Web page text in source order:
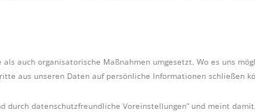
auch organisatorische Maßnahmen umgesetzt. Wo es uns
aus unseren Daten auf persönliche Informationen schließen
durch datenschutzfreundliche Voreinstellungen” und meint